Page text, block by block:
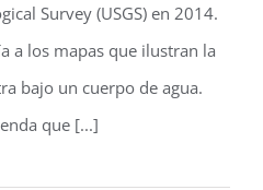
Survey (USGS) en 2014.
a los mapas que ilustran la
bajo un cuerpo de agua.
que [...]